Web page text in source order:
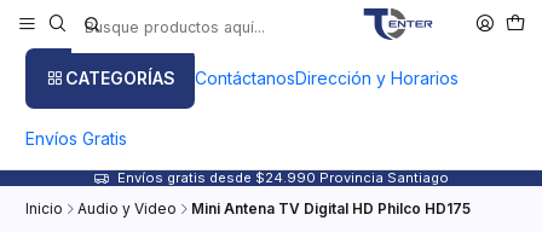
CATEGORÍAS ContáctanosDirección y Horarios
Envíos Gratis
Envíos gratis desde $24.990 Provincia Santiago
Inicio Audio y Video Mini Antena TV Digital HD Philco HD175